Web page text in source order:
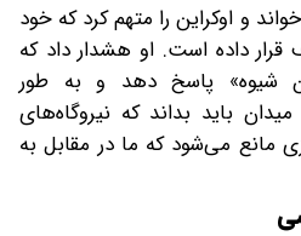
و اوکراین را متهم کرد که خود
قرار داده است. او هشدار داد که
شیوه» پاسخ دهد و به‌ طور
باید بداند که نیروگاه‌های
مانع می‌شود که ما در مقابل به